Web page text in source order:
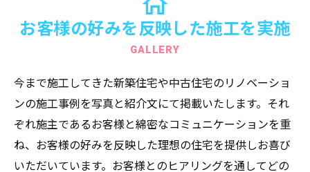
お客様の好みを反映した施工を実施
GALLERY
今まで施工してきた新築住宅や中古住宅のリノベーショ
ンの施工事例を写真と紹介文にて掲載いたします。それ
ぞれ施主であるお客様と綿密なコミュニケーションを重
ね、お客様の好みを反映した理想の住宅を提供しお喜び
いただいています。お客様とのヒアリングを通してどの